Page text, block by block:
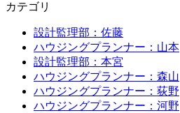
カテゴリ
設計監理部：佐藤
ハウジングプランナー：山本
設計監理部：本宮
ハウジングプランナー：森山
ハウジングプランナー：荻野
ハウジングプランナー：河野